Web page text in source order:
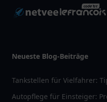
Neueste Blog-Beiträge
Tankstellen für Vielfahrer:
Autopflege für Einsteiger: